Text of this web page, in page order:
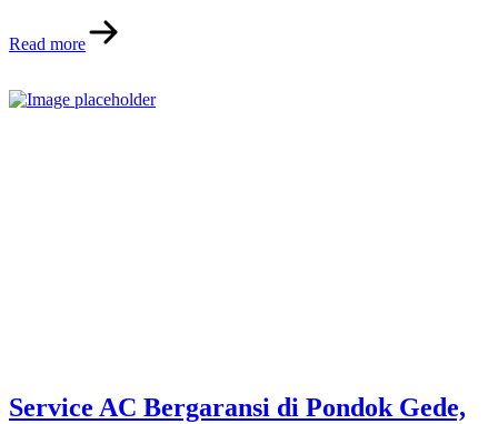
Read more
Service AC Bergaransi di Pondok Gede,